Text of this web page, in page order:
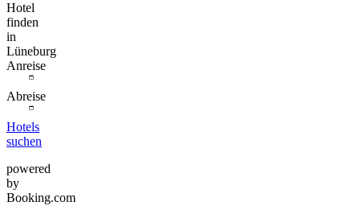
Hotel
finden
in
Lüneburg
Anreise
Abreise
Hotels
suchen
powered
by
Booking.com